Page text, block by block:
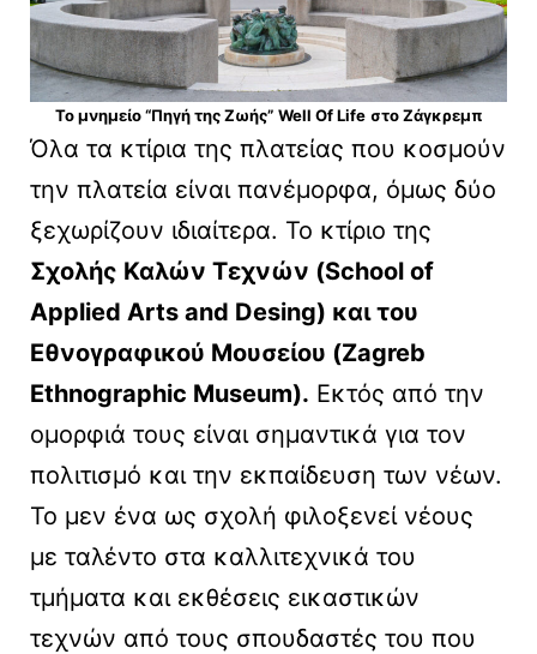
Το μνημείο “Πηγή της Ζωής” Well Of Life στο Ζάγκρεμπ
Όλα τα κτίρια της πλατείας που κοσμούν
την πλατεία είναι πανέμορφα, όμως δύο
ξεχωρίζουν ιδιαίτερα. Το κτίριο της
Σχολής Καλών Τεχνών (School of
Applied Arts and Desing) και του
Εθνογραφικού Μουσείου (Zagreb
Ethnographic Museum). Εκτός από την
ομορφιά τους είναι σημαντικά για τον
πολιτισμό και την εκπαίδευση των νέων.
Το μεν ένα ως σχολή φιλοξενεί νέους
με ταλέντο στα καλλιτεχνικά του
τμήματα και εκθέσεις εικαστικών
τεχνών από τους σπουδαστές του που